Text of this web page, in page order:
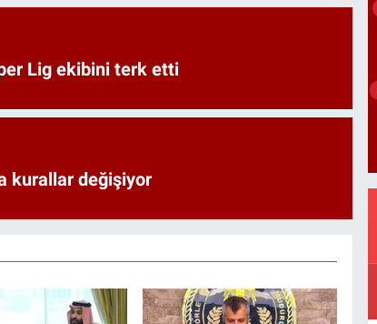
Lig ekibini terk etti
kurallar değişiyor